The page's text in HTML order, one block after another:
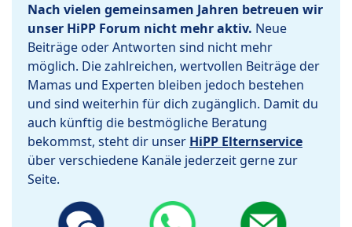
Nach vielen gemeinsamen Jahren betreuen wir
unser HiPP Forum nicht mehr aktiv. Neue
Beiträge oder Antworten sind nicht mehr
möglich. Die zahlreichen, wertvollen Beiträge der
Mamas und Experten bleiben jedoch bestehen
und sind weiterhin für dich zugänglich. Damit du
auch künftig die bestmögliche Beratung
bekommst, steht dir unser HiPP Elternservice
über verschiedene Kanäle jederzeit gerne zur
Seite.